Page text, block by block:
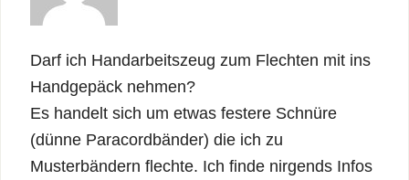
Darf ich Handarbeitszeug zum Flechten mit ins
Handgepäck nehmen?
Es handelt sich um etwas festere Schnüre
(dünne Paracordbänder) die ich zu
Musterbändern flechte. Ich finde nirgends Infos